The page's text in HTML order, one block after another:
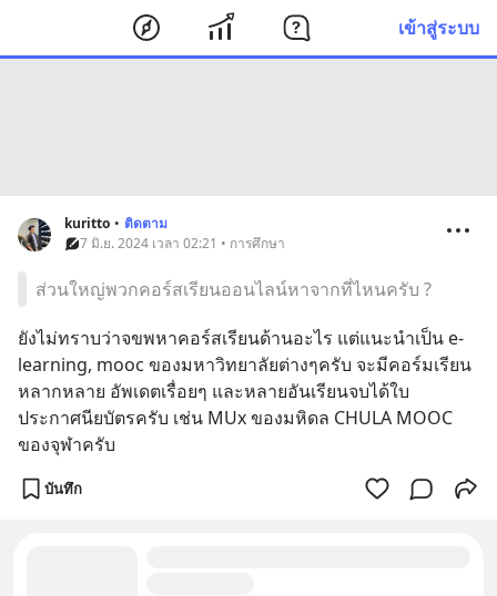
เข้าสู่ระบบ
kuritto • ติดตาม
7 มิ.ย. 2024 เวลา 02:21 • การศึกษา
ส่วนใหญ่พวกคอร์สเรียนออนไลน์หาจากที่ไหนครับ ?
ยังไม่ทราบว่าจขพหาคอร์สเรียนด้านอะไร แต่แนะนำเป็น e-
learning, mooc ของมหาวิทยาลัยต่างๆครับ จะมีคอร์มเรียน
หลากหลาย อัพเดตเรื่อยๆ และหลายอันเรียนจบได้ใบ
ประกาศนียบัตรครับ เช่น MUx ของมหิดล CHULA MOOC
ของจุฬาครับ
บันทึก